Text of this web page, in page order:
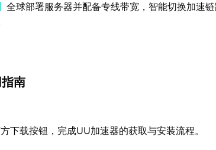
全球部署服务器并配备专线带宽，智能切换加速
南
下载按钮，完成UU加速器的获取与安装流程。